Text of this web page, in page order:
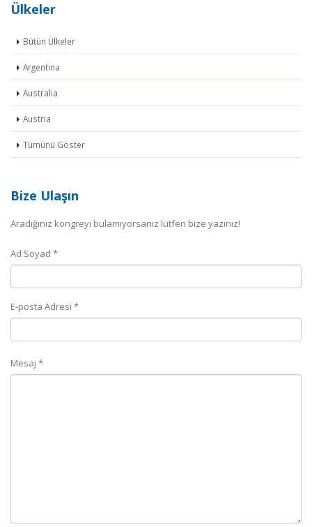
Ülkeler
Bütün Ülkeler
Argentina
Australia
Austria
Tümünü Göster
Bize Ulaşın
Aradığınız kongreyi bulamıyorsanız lütfen bize yazınız!
Ad Soyad *
E-posta Adresi *
Mesaj *